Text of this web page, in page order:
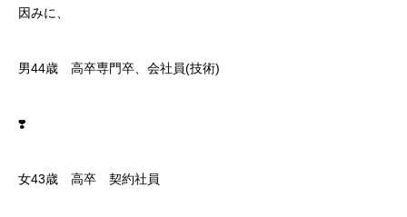
因みに、
男44歳 高卒専門卒、会社員(技術)
❣️
女43歳 高卒 契約社員